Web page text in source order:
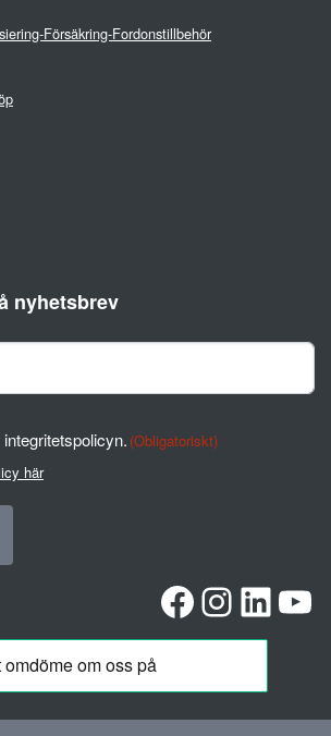
Försäkring-Fordonstillbehör
nyhetsbrev
(Obligatoriskt)
här
Facebook